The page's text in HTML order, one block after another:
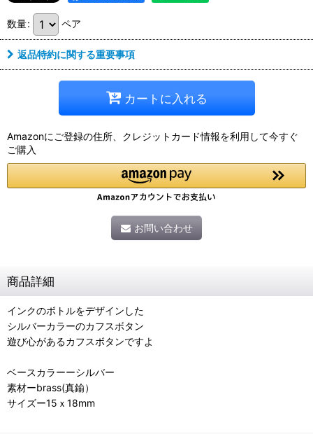
数量: ペア
返品特約に関する重要事項
カートに入れる
Amazonにご登録の住所、クレジットカード情報を利用して今すぐ
ご購入
お問い合わせ
商品詳細
インクのボトルをデザインした
シルバーカラーのカフスボタン
遊び心があるカフスボタンですよ
ベースカラーーシルバー
素材ーbrass(真鍮）
サイズー15ｘ18mm